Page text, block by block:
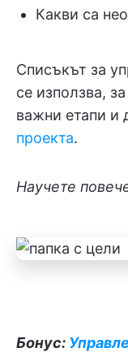
Какви са
Списъкът за
се използва,
важни етапи и
проекта.
Научете
Бонус: